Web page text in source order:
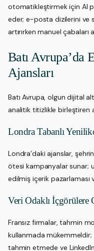
otomatikleştirmek için AI
eder; e-posta dizilerini ve
artırırken manuel çabaları
Batı Avrupa’da
Ajansları
Batı Avrupa, olgun dijital
analitik titizlikle birleştiren
Londra Tabanlı
Londra’daki ajanslar, şehrin
ötesi kampanyalar sunar;
edilmiş içerik pazarlaması
Veri Odaklı İçgörülere
Fransız firmalar, tahmin
kullanmada
tahmin etmede ve